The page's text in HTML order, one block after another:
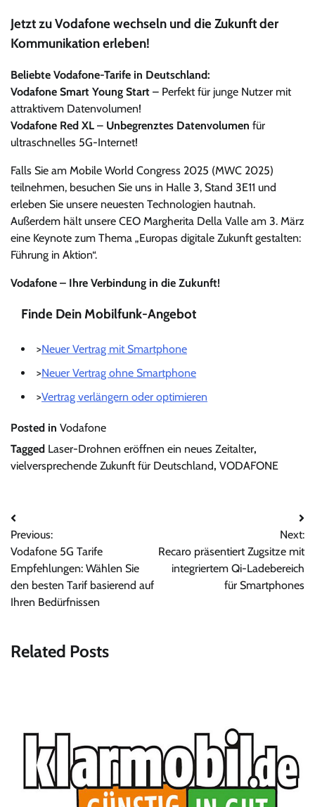
Jetzt zu Vodafone wechseln und die Zukunft der
Kommunikation erleben!
Beliebte Vodafone-Tarife in Deutschland:
Vodafone Smart Young Start – Perfekt für junge Nutzer mit
attraktivem Datenvolumen!
Vodafone Red XL – Unbegrenztes Datenvolumen für
ultraschnelles 5G-Internet!
Falls Sie am Mobile World Congress 2025 (MWC 2025)
teilnehmen, besuchen Sie uns in Halle 3, Stand 3E11 und
erleben Sie unsere neuesten Technologien hautnah.
Außerdem hält unsere CEO Margherita Della Valle am 3. März
eine Keynote zum Thema „Europas digitale Zukunft gestalten:
Führung in Aktion“.
Vodafone – Ihre Verbindung in die Zukunft!
Finde Dein Mobilfunk-Angebot
>Neuer Vertrag mit Smartphone
>Neuer Vertrag ohne Smartphone
>Vertrag verlängern oder optimieren
Posted in Vodafone
Tagged Laser-Drohnen eröffnen ein neues Zeitalter,
vielversprechende Zukunft für Deutschland, VODAFONE
Beitragsnavigation
Previous:
Vodafone 5G Tarife
Empfehlungen: Wählen Sie
den besten Tarif basierend auf
Ihren Bedürfnissen
Next:
Recaro präsentiert Zugsitze mit
integriertem Qi-Ladebereich
für Smartphones
Related Posts